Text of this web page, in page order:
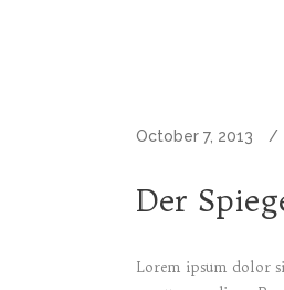
October 7, 2013
Der
Lorem ipsum dolor